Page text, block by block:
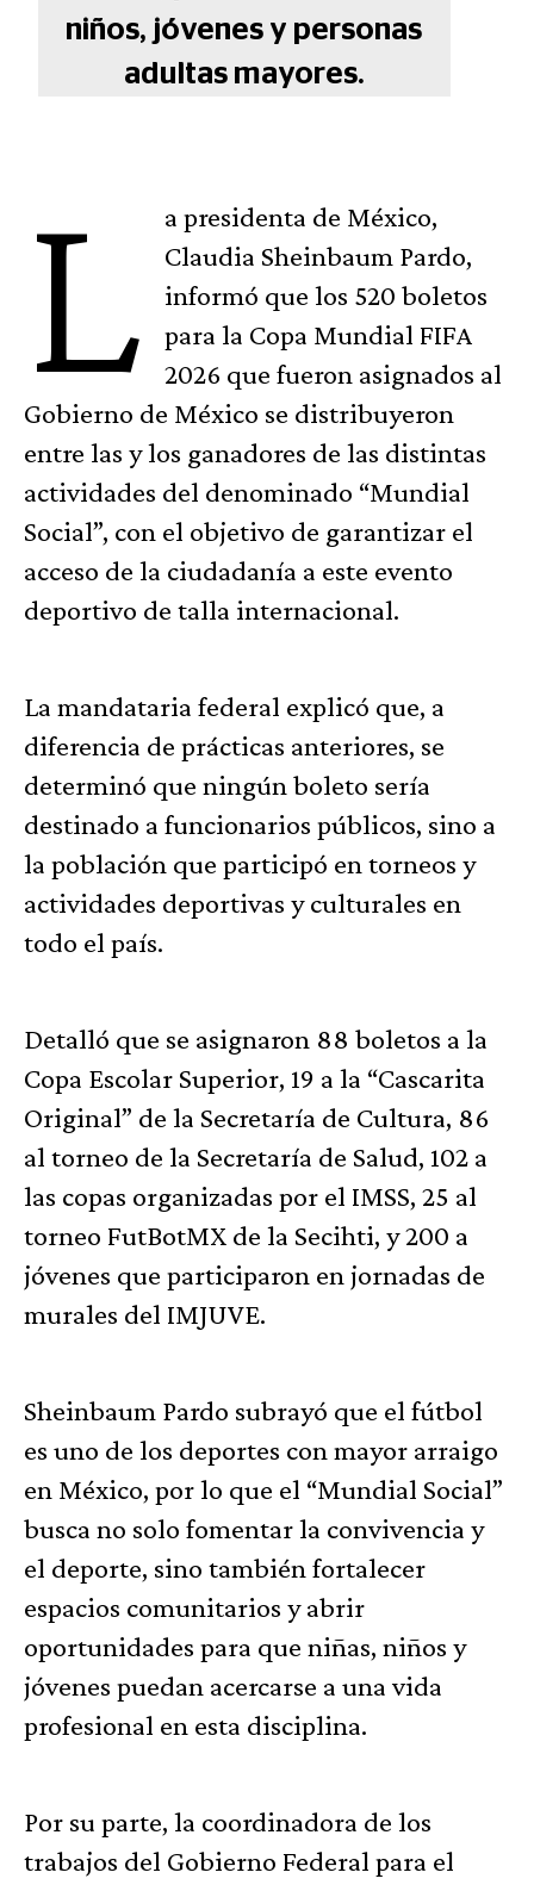
niños, jóvenes y personas
adultas mayores.
L
a presidenta de México,
Claudia Sheinbaum Pardo,
informó que los 520 boletos
para la Copa Mundial FIFA
2026 que fueron asignados al
Gobierno de México se distribuyeron
entre las y los ganadores de las distintas
actividades del denominado “Mundial
Social”, con el objetivo de garantizar el
acceso de la ciudadanía a este evento
deportivo de talla internacional.
La mandataria federal explicó que, a
diferencia de prácticas anteriores, se
determinó que ningún boleto sería
destinado a funcionarios públicos, sino a
la población que participó en torneos y
actividades deportivas y culturales en
todo el país.
Detalló que se asignaron 88 boletos a la
Copa Escolar Superior, 19 a la “Cascarita
Original” de la Secretaría de Cultura, 86
al torneo de la Secretaría de Salud, 102 a
las copas organizadas por el IMSS, 25 al
torneo FutBotMX de la Secihti, y 200 a
jóvenes que participaron en jornadas de
murales del IMJUVE.
Sheinbaum Pardo subrayó que el fútbol
es uno de los deportes con mayor arraigo
en México, por lo que el “Mundial Social”
busca no solo fomentar la convivencia y
el deporte, sino también fortalecer
espacios comunitarios y abrir
oportunidades para que niñas, niños y
jóvenes puedan acercarse a una vida
profesional en esta disciplina.
Por su parte, la coordinadora de los
trabajos del Gobierno Federal para el